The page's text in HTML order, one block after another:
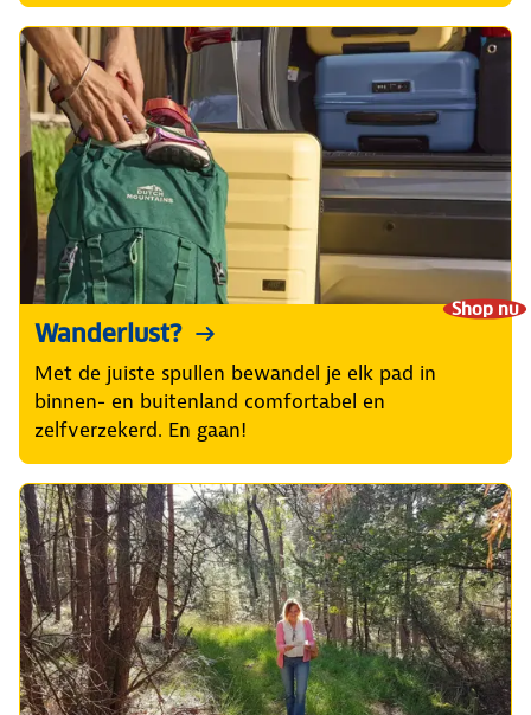
Shop nu
Wanderlust?
Met de juiste spullen bewandel je elk pad in
binnen- en buitenland comfortabel en
zelfverzekerd. En gaan!